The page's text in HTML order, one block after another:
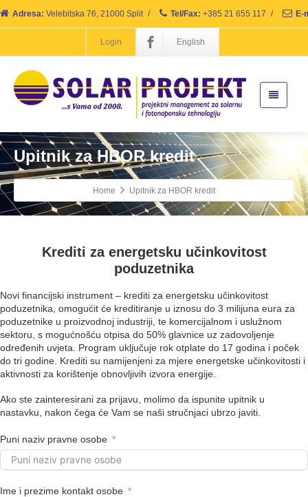
Adresa: Velebitska 76, 21000 Split / Tel/Fax: +385 21 655 117 / E-
Login English
Upitnik za HBOR kredit
Home Upitnik za HBOR kredit
Krediti za energetsku učinkovitost
poduzetnika
Novi financijski instrument – krediti za energetsku učinkovitost
poduzetnika, omogućit će kreditiranje u iznosu do 3 milijuna eura za
poduzetnike u proizvodnoj industriji, te komercijalnom i uslužnom
sektoru, s mogućnošću otpisa do 50% glavnice uz zadovoljenje
određenih uvjeta. Program uključuje rok otplate do 17 godina i poček
do tri godine. Krediti su namijenjeni za mjere energetske učinkovitosti i
aktivnosti za korištenje obnovljivih izvora energije.
Ako ste zainteresirani za prijavu, molimo da ispunite upitnik u
nastavku, nakon čega će Vam se naši stručnjaci ubrzo javiti.
Puni naziv pravne osobe
Ime i prezime kontakt osobe